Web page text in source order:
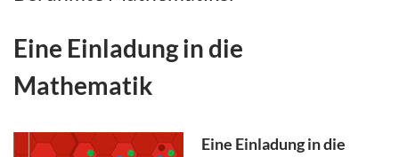
Eine Einladung in die
Mathematik
Eine Einladung in die